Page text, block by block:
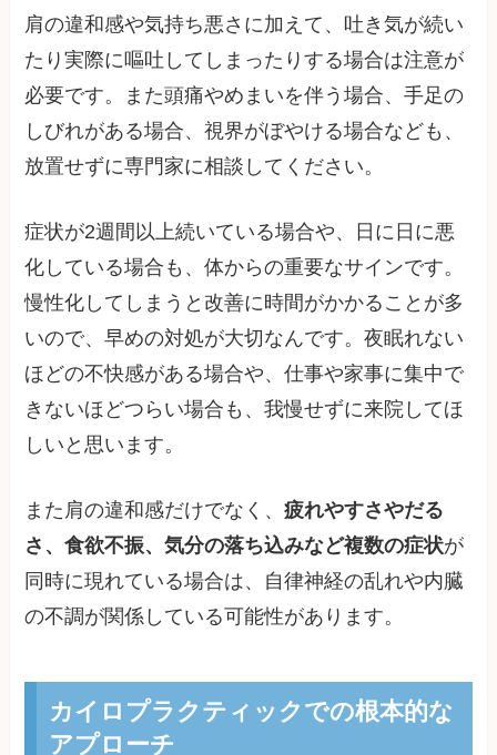
肩の違和感や気持ち悪さに加えて、吐き気が続い
たり実際に嘔吐してしまったりする場合は注意が
必要です。また頭痛やめまいを伴う場合、手足の
しびれがある場合、視界がぼやける場合なども、
放置せずに専門家に相談してください。
症状が2週間以上続いている場合や、日に日に悪
化している場合も、体からの重要なサインです。
慢性化してしまうと改善に時間がかかることが多
いので、早めの対処が大切なんです。夜眠れない
ほどの不快感がある場合や、仕事や家事に集中で
きないほどつらい場合も、我慢せずに来院してほ
しいと思います。
また肩の違和感だけでなく、疲れやすさやだる
さ、食欲不振、気分の落ち込みなど複数の症状が
同時に現れている場合は、自律神経の乱れや内臓
の不調が関係している可能性があります。
カイロプラクティックでの根本的な
アプローチ